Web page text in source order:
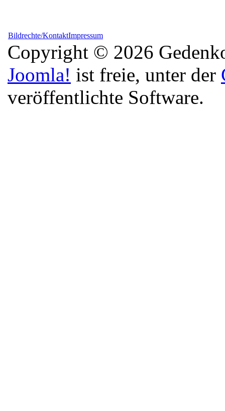
Bildrechte/KontaktImpressum
Copyright © 2026
Joomla! ist freie, unter der
veröffentlichte Software.